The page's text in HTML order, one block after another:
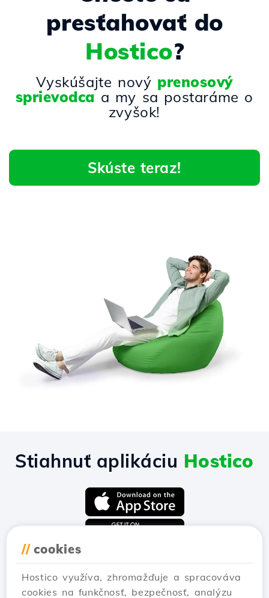
presťahovať do
Hostico?
Vyskúšajte nový prenosový
sprievodca a my sa postaráme o
zvyšok!
Skúste teraz!
// cookies
Hostico využíva, zhromažďuje a spracováva
cookies na funkčnosť, bezpečnosť, analýzu
Stiahnuť aplikáciu Hostico